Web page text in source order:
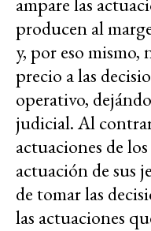
producen al
y, por eso mismo,
precio a las
operativo,
judicial. Al
actuaciones de
actuación de sus
de tomar las
las actuaciones